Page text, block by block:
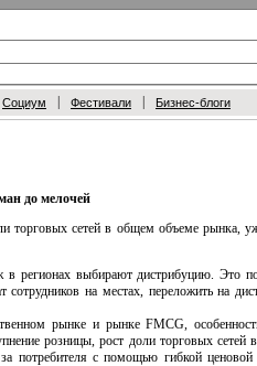
Социум Фестивали Бизнес-блоги
до мелочей
торговых сетей в общем объеме рынка,
регионах выбирают дистрибуцию. Это
сотрудников на местах, переложить на
рынке и рынке FMCG,
розницы, рост доли торговых
потребителя с помощью гибкой